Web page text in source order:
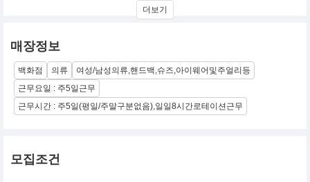
스테파노 가바노는 남성복은 물론, 핸드백과 가죽 소품은 물론, 아이
웨어와 시계, 하이 주얼리 및 향수 라인을 아우르는 풍성한 컬렉션을
더보기
매장정보
백화점 의류
여성/남성의류,핸드백,슈즈,아이웨어및주얼리등
근무요일 : 주5일근무
근무시간 : 주5일(평일/주말구분없음),일일8시간로테이션근무
모집조건